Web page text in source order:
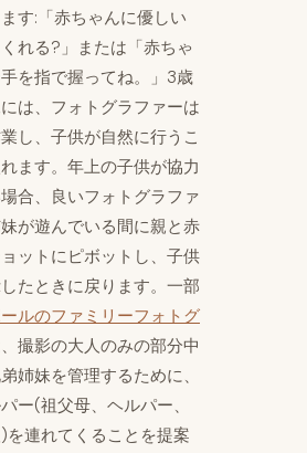
す:「赤ちゃんに優しい
れる?」または「赤ちゃ
を指で握ってね。」3歳
は、フォトグラファーは
し、子供が自然に行うこ
ます。年上の子供が協力
合、良いフォトグラファ
が遊んでいる間に親と赤
ットにピボットし、子供
たときに戻ります。一部
ルのファミリーフォトグ
撮影の大人のみの部分中
姉妹を管理するために、
ー(祖父母、ヘルパー、
を連れてくることを提案